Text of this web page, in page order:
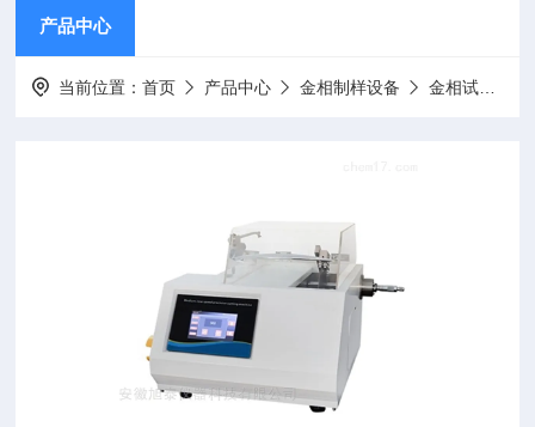
产品中心
当前位置：首页 产品中心 金相制样设备 金相试样切割机